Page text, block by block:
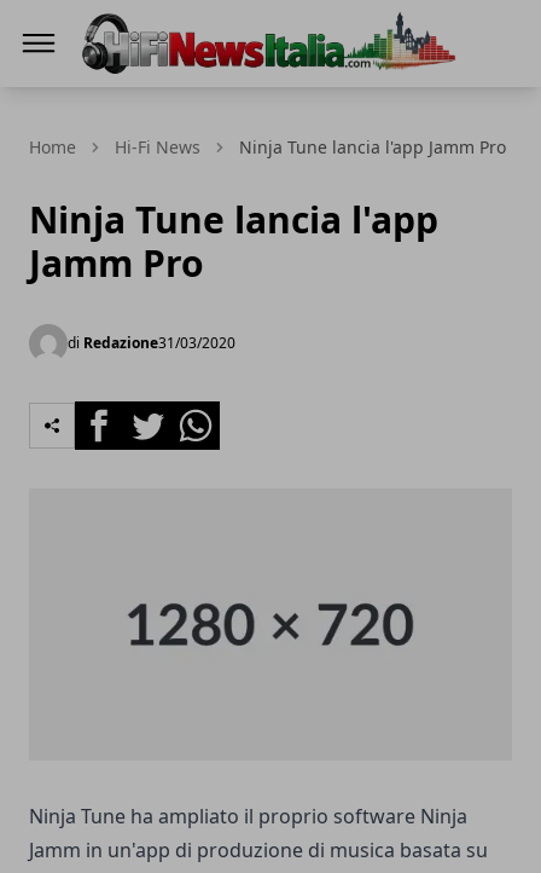
Home Hi-Fi News Ninja Tune lancia l'app Jamm Pro
Ninja Tune lancia l'app
Jamm Pro
di Redazione31/03/2020
FacebookTwitterWhatsapp
Ninja Tune ha ampliato il proprio software Ninja
Jamm in un'app di produzione di musica basata su